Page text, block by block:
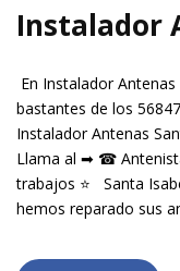
Instalador
En Instalador
bastantes de los
Instalador Antenas
Llama al ➡ ☎
trabajos ⭐ Santa
hemos reparado sus